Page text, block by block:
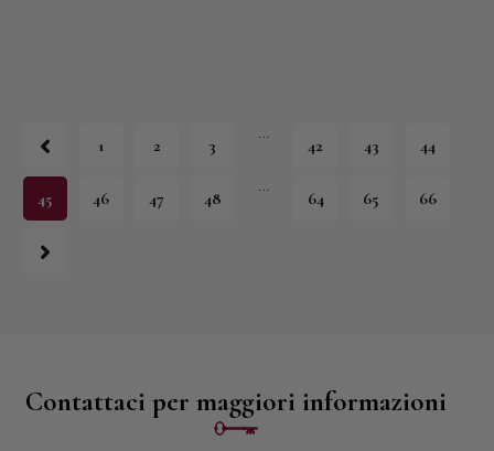
1 2 3
…
42 43 44
45 46 47 48
…
64 65 66
Contattaci per maggiori informazioni